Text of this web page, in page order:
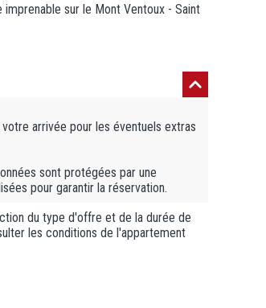
sur le Mont Ventoux - Saint
arrivée pour les éventuels extras
sont protégées par une
pour garantir la réservation.
du type d'offre et de la durée de
les conditions de l'appartement